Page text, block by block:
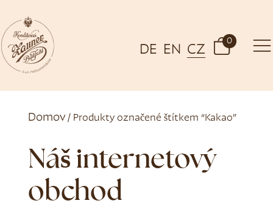
DE EN CZ
0
Domov/ Produkty označené štítkem “Kakao”
Náš internetový
obchod